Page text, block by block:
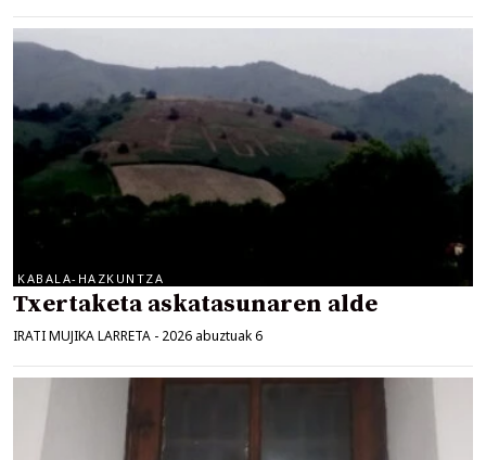
KABALA-HAZKUNTZA
Txertaketa askatasunaren alde
IRATI MUJIKA LARRETA - 2026 abuztuak 6